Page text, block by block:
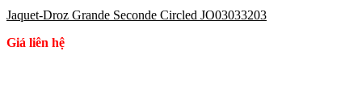
Jaquet-Droz Grande Seconde Circled JO03033203
Giá liên hệ